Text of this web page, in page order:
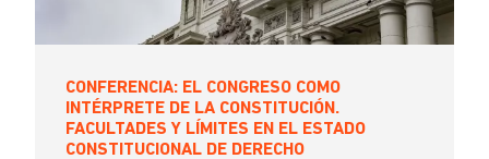
CONFERENCIA: EL CONGRESO COMO
INTÉRPRETE DE LA CONSTITUCIÓN.
FACULTADES Y LÍMITES EN EL ESTADO
CONSTITUCIONAL DE DERECHO